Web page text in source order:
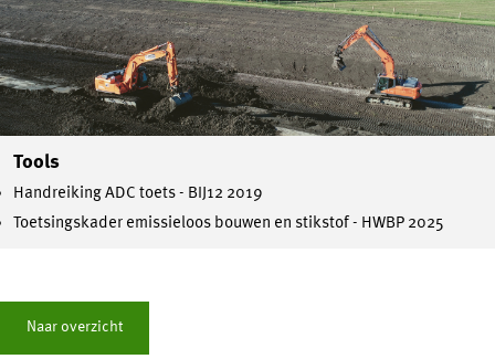
Tools
Handreiking ADC toets - BIJ12 2019
Toetsingskader emissieloos bouwen en stikstof - HWBP 2025
Naar overzicht